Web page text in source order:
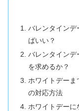
バレンタインデ
ばいい？
バレンタインデ
を求めるか？
ホワイトデー
の対応方法
ホワイトデー